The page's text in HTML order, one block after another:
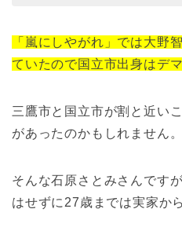
「嵐にしやがれ」では大野
ていたので国立市出身はデ
三鷹市と国立市が割と近い
があったのかもしれません。
そんな石原さとみさんです
はせずに27歳までは実家か